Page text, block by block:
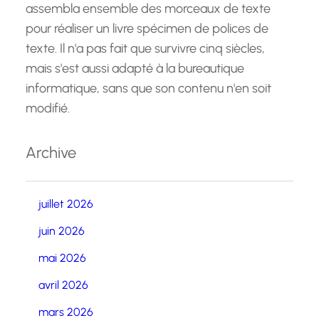
assembla ensemble des morceaux de texte
pour réaliser un livre spécimen de polices de
texte. Il n'a pas fait que survivre cinq siècles,
mais s'est aussi adapté à la bureautique
informatique, sans que son contenu n'en soit
modifié.
Archive
juillet 2026
juin 2026
mai 2026
avril 2026
mars 2026